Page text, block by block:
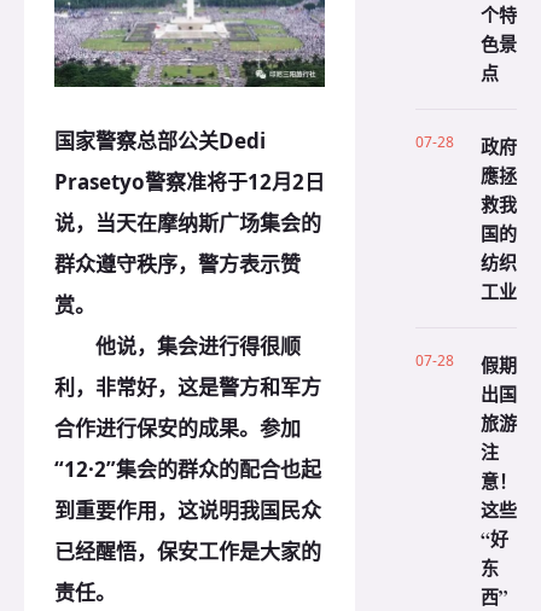
国家警察总部公关Dedi
Prasetyo警察准将于12月2日
说，当天在摩纳斯广场集会的
群众遵守秩序，警方表示赞
赏。
他说，集会进行得很顺
利，非常好，这是警方和军方
合作进行保安的成果。参加
“12·2”集会的群众的配合也起
到重要作用，这说明我国民众
已经醒悟，保安工作是大家的
责任。
个特
色景
点
07-28
政府
應拯
救我
国的
纺织
工业
07-28
假期
出国
旅游
注
意！
这些
“好
东
西”